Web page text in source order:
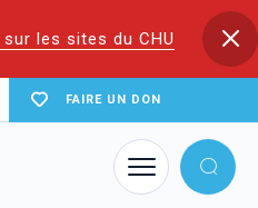
les sites du CHU
FAIRE UN DON